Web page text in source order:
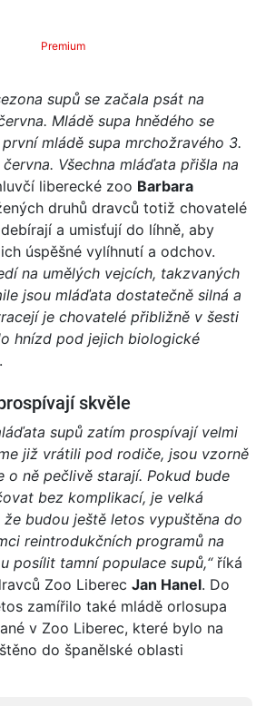
Premium
supů se začala psát na
Mládě supa hnědého se
mládě supa mrchožravého 3.
Všechna mláďata přišla na
liberecké zoo Barbara
druhů dravců totiž chovatelé
a umisťují do líhně, aby
úspěšné vylíhnutí a odchov.
na umělých vejcích, takzvaných
jsou mláďata dostatečně silná a
je chovatelé přibližně v šesti
hnízd pod jejich biologické
skvěle
supů zatím prospívají velmi
již vrátili pod rodiče, jsou vzorně
o ně pečlivě starají. Pokud bude
bez komplikací, je velká
budou ještě letos vypuštěna do
reintrodukčních programů na
posílit tamní populace supů,“říká
Zoo Liberec Jan Hanel. Do
zamířilo také mládě orlosupa
v Zoo Liberec, které bylo na
do španělské oblasti